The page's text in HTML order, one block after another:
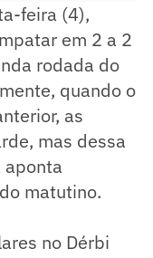
feira (4),
em 2 a 2
rodada do
quando o
as
mas dessa
aponta
matutino.
no Dérbi